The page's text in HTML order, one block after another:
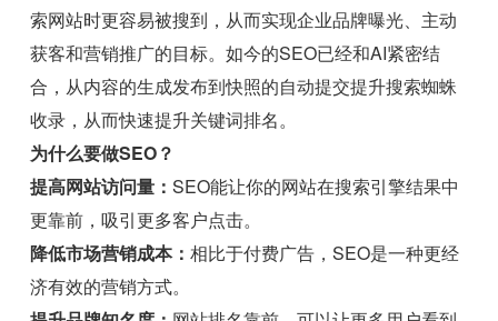
索网站时更容易被搜到，从而实现企业品牌曝光、主动
获客和营销推广的目标。如今的SEO已经和AI紧密结
合，从内容的生成发布到快照的自动提交提升搜索蜘蛛
收录，从而快速提升关键词排名。
为什么要做SEO？
提高网站访问量：SEO能让你的网站在搜索引擎结果中
更靠前，吸引更多客户点击。
降低市场营销成本：相比于付费广告，SEO是一种更经
济有效的营销方式。